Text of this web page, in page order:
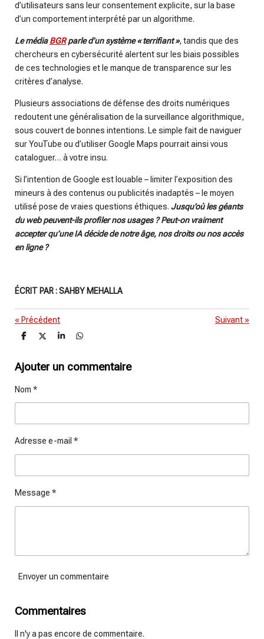
d’utilisateurs sans leur consentement explicite, sur la base
d’un comportement interprété par un algorithme.
Le médiaBGRparle d’un système « terrifiant », tandis que des
chercheurs en cybersécurité alertent sur les biais possibles
de ces technologies et le manque de transparence sur les
critères d’analyse.
Plusieurs associations de défense des droits numériques
redoutent une généralisation de la surveillance algorithmique,
sous couvert de bonnes intentions. Le simple fait de naviguer
sur YouTube ou d’utiliser Google Maps pourrait ainsi vous
cataloguer… à votre insu.
Si l’intention de Google est louable – limiter l’exposition des
mineurs à des contenus ou publicités inadaptés – le moyen
utilisé pose de vraies questions éthiques. Jusqu’où les géants
du web peuvent-ils profiler nos usages ? Peut-on vraiment
accepter qu’une IA décide de notre âge, nos droits ou nos accès
en ligne ?
ÉCRIT PAR : SAHBY MEHALLA
« Précédent Suivant »
P
t
a
e
P
t
a
P
t
a
P
t
a
Ajouter un commentaire
Nom *
Adresse e-mail *
Message *
Envoyer un commentaire
Commentaires
Il n'y a pas encore de commentaire.